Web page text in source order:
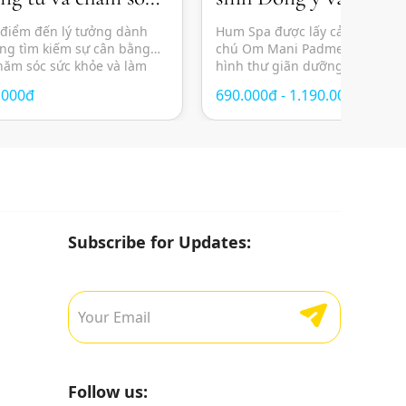
diện
đến lý tưởng dành
tìm kiếm sự cân bằng
sóc sức khỏe và làm
lý chăm sóc cá nhân
đa dạng dịch vụ từ
tĩnh
Hum Spa được lấy cảm hứng
chú Om Mani Padme Hum,
hình thư giãn dưỡng sinh
– tâm – trí giữa nhịp sống
lực. Không chỉ đơn thuần là
690.000đ - 1.190.000đ
Subscribe for Updates:
Follow us: